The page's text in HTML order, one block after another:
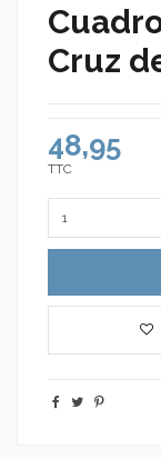
Cruz
48,95
TTC